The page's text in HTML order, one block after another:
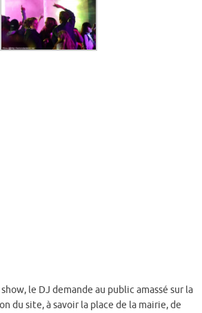
le DJ demande au public amassé sur la
du site, à savoir la place de la mairie, de